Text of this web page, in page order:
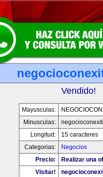
Vendido!
Mayusculas:
Minusculas:
Longitud:
15 caracteres
Categorias:
Negocios
Precio:
Realizar una
Visitar!